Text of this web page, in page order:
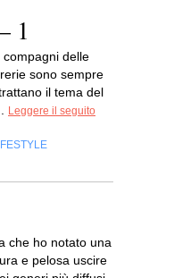
1
delle
sono sempre
il tema del
Leggere il seguito
che ho notato una
e pelosa uscire